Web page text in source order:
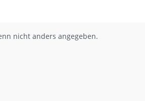
nicht anders angegeben.